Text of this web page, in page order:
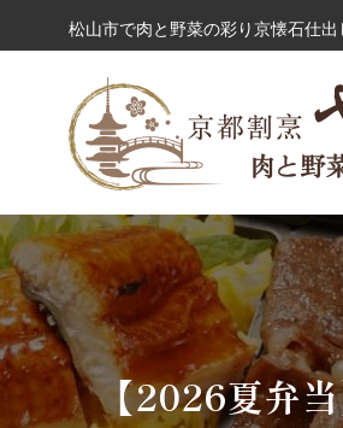
キ
ッ
プ
松山市で肉と野菜の彩り京懐石仕
【2026夏弁